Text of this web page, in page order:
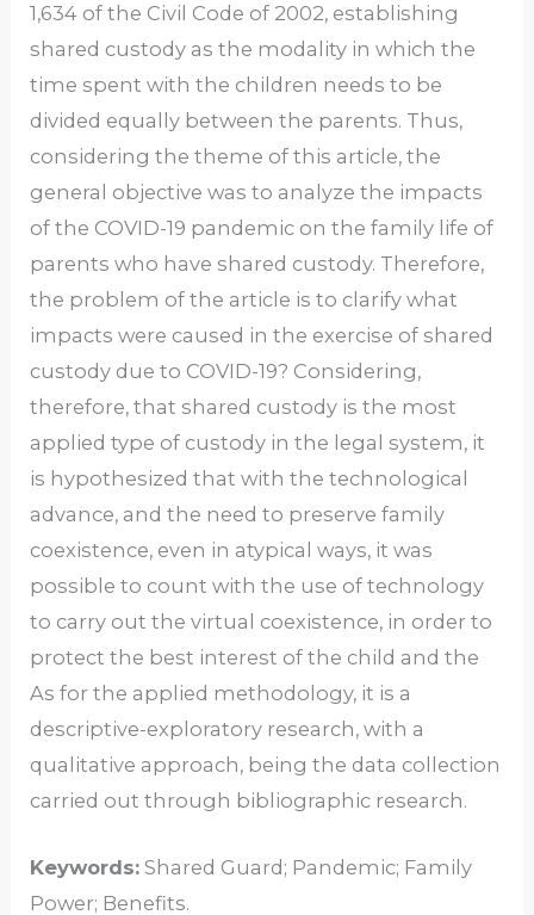
1,634 of the Civil Code of 2002, establishing
shared custody as the modality in which the
time spent with the children needs to be
divided equally between the parents. Thus,
considering the theme of this article, the
general objective was to analyze the impacts
of the COVID-19 pandemic on the family life of
parents who have shared custody. Therefore,
the problem of the article is to clarify what
impacts were caused in the exercise of shared
custody due to COVID-19? Considering,
therefore, that shared custody is the most
applied type of custody in the legal system, it
is hypothesized that with the technological
advance, and the need to preserve family
coexistence, even in atypical ways, it was
possible to count with the use of technology
to carry out the virtual coexistence, in order to
protect the best interest of the child and the
As for the applied methodology, it is a
descriptive-exploratory research, with a
qualitative approach, being the data collection
carried out through bibliographic research.
Keywords: Shared Guard; Pandemic; Family
Power; Benefits.